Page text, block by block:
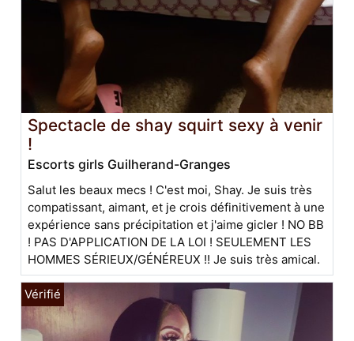
Spectacle de shay squirt sexy à venir
!
Escorts girls Guilherand-Granges
Salut les beaux mecs ! C'est moi, Shay. Je suis très
compatissant, aimant, et je crois définitivement à une
expérience sans précipitation et j'aime gicler ! NO BB
! PAS D'APPLICATION DE LA LOI ! SEULEMENT LES
HOMMES SÉRIEUX/GÉNÉREUX !! Je suis très amical.